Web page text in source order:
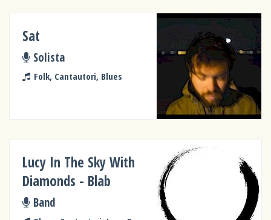
Sat
Solista
Folk, Cantautori, Blues
Lucy In The Sky With
Diamonds - Blab
Band